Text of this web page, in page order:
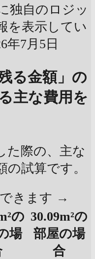
独自のロジッ
を表示してい
年7月5日
る金額」の
主な費用を
た際の、主な
試算です。
きます →
の
場
30.09m²の
部屋の場
合